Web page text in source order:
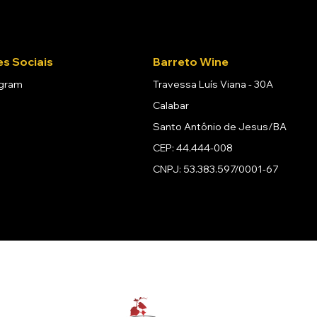
Sociais Barreto Wine
Travessa Luís Viana - 30A
Calabar
Santo Antônio de Jesus/BA
CEP: 44.444-008
CNPJ: 53.383.597/0001-67